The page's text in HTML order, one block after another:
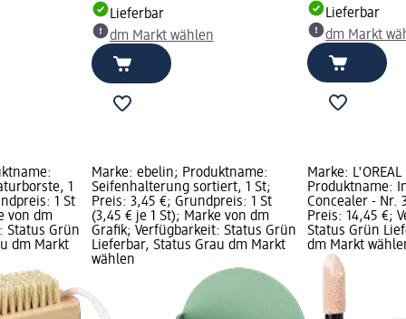
Lieferbar
dm Markt wählen
Lieferbar
dm Markt
1
1 St
von dm
Status Grün
dm Markt
Marke: ebelin; Produktname:
Seifenhalterung sortiert, 1 St;
Preis: 3,45 €; Grundpreis: 1 St
(3,45 € je 1 St); Marke von dm
Grafik; Verfügbarkeit: Status Grün
Lieferbar, Status Grau dm Markt
wählen
Marke: L'ORÉAL
Produktname:
Concealer - Nr.
Preis: 14,45 €;
Status Grün
dm Markt